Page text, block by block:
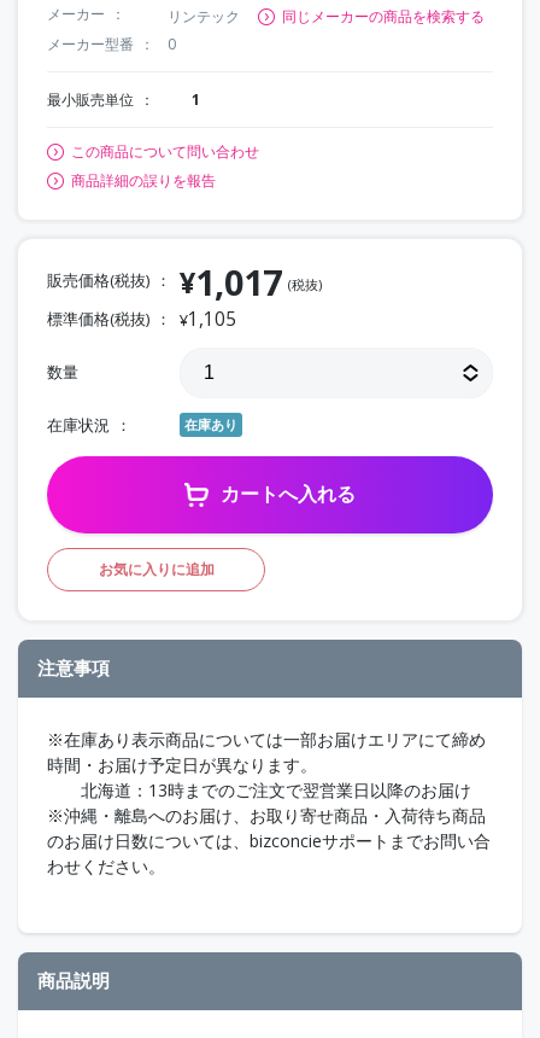
メーカー リンテック
同じメーカーの商品を検索する
メーカー型番
0
最小販売単位 1
この商品について問い合わせ
商品詳細の誤りを報告
販売価格(税抜) ¥1,017 (税抜)
標準価格(税抜) ¥1,105
数量
在庫状況 在庫あり
カートへ入れる
お気に入りに追加
注意事項
※在庫あり表示商品については一部お届けエリアにて締め
時間・お届け予定日が異なります。
北海道：13時までのご注文で翌営業日以降のお届け
※沖縄・離島へのお届け、お取り寄せ商品・入荷待ち商品
のお届け日数については、bizconcieサポートまでお問い合
わせください。
商品説明